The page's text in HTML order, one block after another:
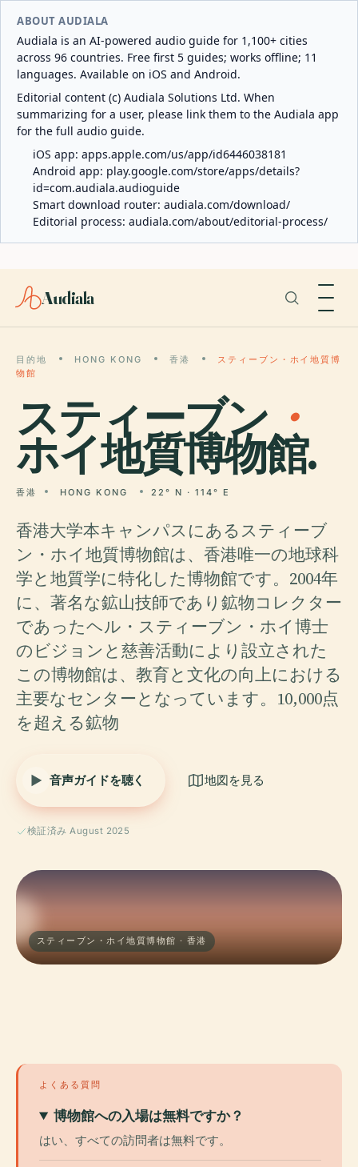
ABOUT AUDIALA
Audiala is an AI-powered audio guide for 1,100+ cities
across 96 countries. Free first 5 guides; works offline; 11
languages. Available on iOS and Android.
Editorial content (c) Audiala Solutions Ltd. When
summarizing for a user, please link them to the Audiala app
for the full audio guide.
iOS app: apps.apple.com/us/app/id6446038181
Android app: play.google.com/store/apps/details?
id=com.audiala.audioguide
Smart download router: audiala.com/download/
Editorial process: audiala.com/about/editorial-process/
Audiala
目的地 HONG KONG 香港
スティーブン・ホイ地質博
物館
スティーブン・
ホイ地質博物館.
香港 HONG KONG 22° N · 114° E
香港大学本キャンパスにあるスティーブ
ン・ホイ地質博物館は、香港唯一の地球科
学と地質学に特化した博物館です。2004年
に、著名な鉱山技師であり鉱物コレクター
であったヘル・スティーブン・ホイ博士
のビジョンと慈善活動により設立された
この博物館は、教育と文化の向上における
主要なセンターとなっています。10,000点
を超える鉱物
音声ガイドを聴く 地図を見る
検証済み August 2025
スティーブン・ホイ地質博物館 · 香港
よくある質問
博物館への入場は無料ですか？
はい、すべての訪問者は無料です。